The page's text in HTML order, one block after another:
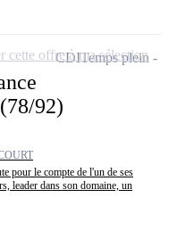
92)
pour le compte de l'un de ses
leader dans son domaine, un
CDITemps plein
cette offre à ma sélection